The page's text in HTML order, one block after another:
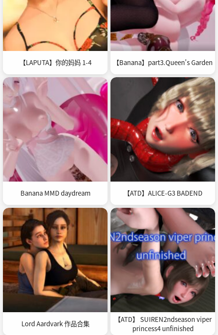
【LAPUTA】你的妈妈 1-4 【Banana】part3.Queen's Garden
Banana MMD daydream 【ATD】ALICE-G3 BADEND
Lord Aardvark 作品合集
【ATD】 SUIREN2ndseason viper
princess4 unfinished